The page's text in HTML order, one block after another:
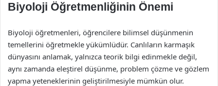
Biyoloji Öğretmenliğinin Önemi
Biyoloji öğretmenleri, öğrencilere bilimsel düşünmenin
temellerini öğretmekle yükümlüdür. Canlıların karmaşık
dünyasını anlamak, yalnızca teorik bilgi edinmekle değil,
aynı zamanda eleştirel düşünme, problem çözme ve gözlem
yapma yeteneklerinin geliştirilmesiyle mümkün olur.